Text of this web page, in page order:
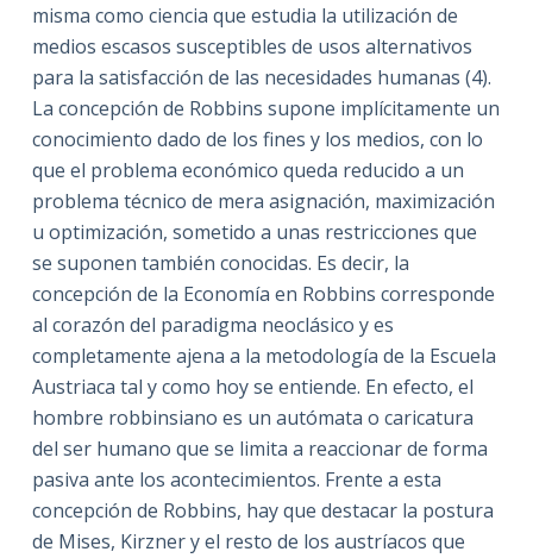
misma como ciencia que estudia la utilización de
medios escasos susceptibles de usos alternativos
para la satisfacción de las necesidades humanas (4).
La concepción de Robbins supone implícitamente un
conocimiento dado de los fines y los medios, con lo
que el problema económico queda reducido a un
problema técnico de mera asignación, maximización
u optimización, sometido a unas restricciones que
se suponen también conocidas. Es decir, la
concepción de la Economía en Robbins corresponde
al corazón del paradigma neoclásico y es
completamente ajena a la metodología de la Escuela
Austriaca tal y como hoy se entiende. En efecto, el
hombre robbinsiano es un autómata o caricatura
del ser humano que se limita a reaccionar de forma
pasiva ante los acontecimientos. Frente a esta
concepción de Robbins, hay que destacar la postura
de Mises, Kirzner y el resto de los austríacos que